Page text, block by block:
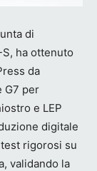
di
ha ottenuto
da
G7 per
e LEP
digitale
rigorosi su
validando la